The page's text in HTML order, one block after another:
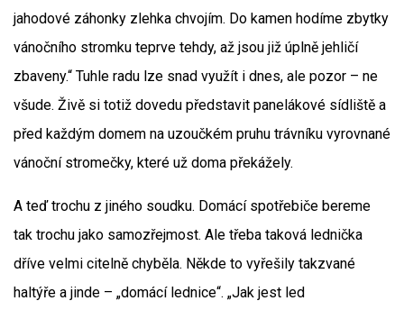
jahodové záhonky zlehka chvojím. Do kamen hodíme zbytky
vánočního stromku teprve tehdy, až jsou již úplně jehličí
zbaveny.“ Tuhle radu lze snad využít i dnes, ale pozor – ne
všude. Živě si totiž dovedu představit panelákové sídliště a
před každým domem na uzoučkém pruhu trávníku vyrovnané
vánoční stromečky, které už doma překážely.
A teď trochu z jiného soudku. Domácí spotřebiče bereme
tak trochu jako samozřejmost. Ale třeba taková lednička
dříve velmi citelně chyběla. Někde to vyřešily takzvané
haltýře a jinde – „domácí lednice“. „Jak jest led